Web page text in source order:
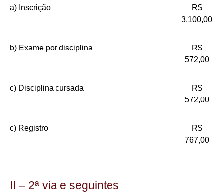
a) Inscrição
R$
3.100,00
b) Exame por disciplina
R$
572,00
c) Disciplina cursada
R$
572,00
c) Registro
R$
767,00
II – 2ª via e seguintes